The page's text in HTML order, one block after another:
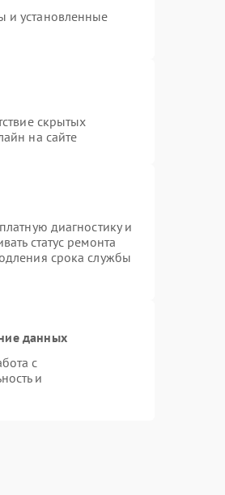
и установленные
скрытых
на сайте
диагностику и
статус ремонта
срока службы
данных
с
и